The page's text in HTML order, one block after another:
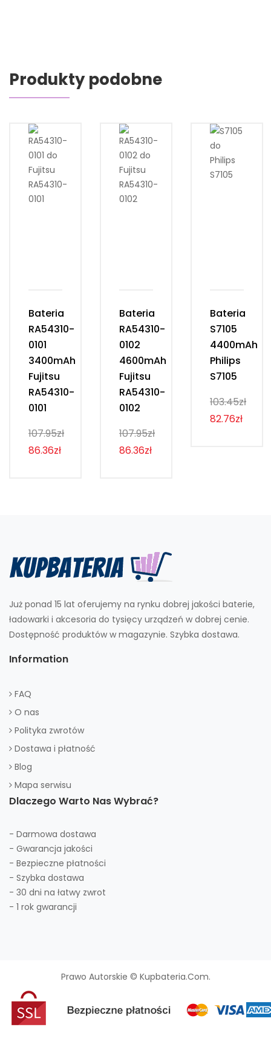
Produkty podobne
Bateria
RA54310-
0101
3400mAh
Fujitsu
RA54310-
0101
107.95zł
86.36zł
Bateria
RA54310-
0102
4600mAh
Fujitsu
RA54310-
0102
107.95zł
86.36zł
Bateria
S7105
4400mAh
Philips
S7105
103.45zł
82.76zł
Już ponad 15 lat oferujemy na rynku dobrej jakości baterie,
ładowarki i akcesoria do tysięcy urządzeń w dobrej cenie.
Dostępność produktów w magazynie. Szybka dostawa.
Information
FAQ
O nas
Polityka zwrotów
Dostawa i płatność
Blog
Mapa serwisu
Dlaczego Warto Nas Wybrać?
- Darmowa dostawa
- Gwarancja jakości
- Bezpieczne płatności
- Szybka dostawa
- 30 dni na łatwy zwrot
- 1 rok gwarancji
Prawo Autorskie © Kupbateria.com.